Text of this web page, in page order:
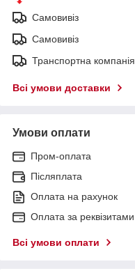
Самовивіз
Самовивіз
Транспортна компанія
Всі умови доставки
Умови оплати
Пром-оплата
Післяплата
Оплата на рахунок
Оплата за реквізитами
Всі умови оплати